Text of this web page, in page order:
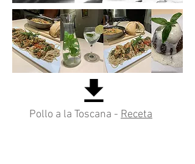
Pollo a la Toscana - Receta